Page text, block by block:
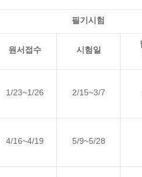
필기시험
원서접수 시험일
1/23~1/26 2/15~3/7
4/16~4/19 5/9~5/28